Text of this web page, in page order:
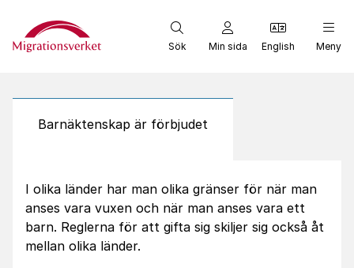
Start
Sök Min sida English Meny
Barnäktenskap är förbjudet
I olika länder har man olika gränser för när man
anses vara vuxen och när man anses vara ett
barn. Reglerna för att gifta sig skiljer sig också åt
mellan olika länder.